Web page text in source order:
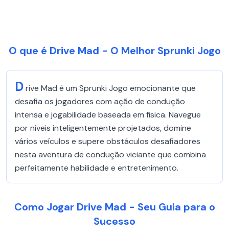
O que é Drive Mad - O Melhor Sprunki Jogo
Drive Mad é um Sprunki Jogo emocionante que
desafia os jogadores com ação de condução
intensa e jogabilidade baseada em física. Navegue
por níveis inteligentemente projetados, domine
vários veículos e supere obstáculos desafiadores
nesta aventura de condução viciante que combina
perfeitamente habilidade e entretenimento.
Como Jogar Drive Mad - Seu Guia para o
Sucesso